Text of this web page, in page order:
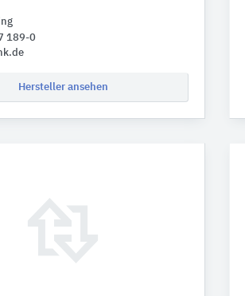
189-0
Hersteller ansehen